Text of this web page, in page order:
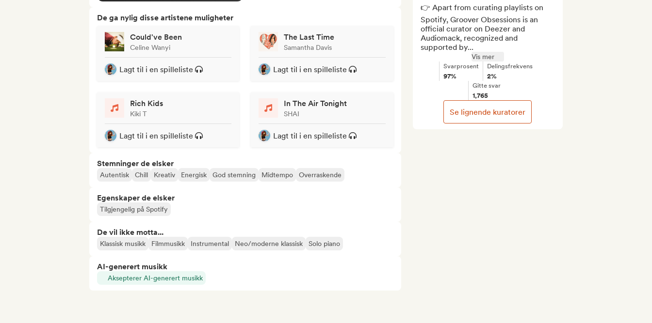
De ga nylig disse artistene muligheter
Could've Been
Celine Wanyi
Lagt til i en spilleliste
The Last Time
Samantha Davis
Lagt til i en spilleliste
Rich Kids
Kiki T
Lagt til i en spilleliste
In The Air Tonight
SHAI
Lagt til i en spilleliste
Stemninger de elsker
Autentisk Chill Kreativ Energisk God stemning Midtempo Overraskende
Egenskaper de elsker
Tilgjengelig på Spotify
De vil ikke motta...
Klassisk musikk Filmmusikk Instrumental Neo/moderne klassisk Solo piano
AI-generert musikk
Aksepterer AI-generert musikk
👉 Apart from curating playlists on
Spotify, Groover Obsessions is an
official curator on Deezer and
Audiomack, recognized and
supported by...
Vis mer
Svarprosent
97%
Delingsfrekvens
2%
Gitte svar
1,765
Se lignende kuratorer